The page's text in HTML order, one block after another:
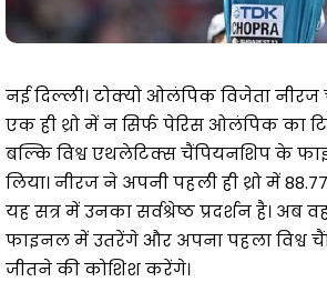
नई दिल्ली। टोक्यो ओलंपिक विजेता नीरज
एक ही थ्रो में न सिर्फ पेरिस ओलंपिक का
बल्कि विश्व एथलेटिक्स चैंपियनशिप के
लिया। नीरज ने अपनी पहली ही थ्रो में
यह सत्र में उनका सर्वश्रेष्ठ प्रदर्शन है। अब
फाइनल में उतरेंगे और अपना पहला विश्व
जीतने की कोशिश करेंगे।